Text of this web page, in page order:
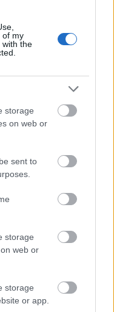
of my
with the
storage
on web or
sent to
storage
web or
storage
or app.
τις ημέρες που
που κανείς δεν
«απόβασης»
νησιά